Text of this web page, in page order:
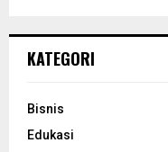
KATEGORI
Bisnis
Edukasi